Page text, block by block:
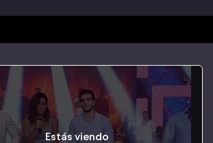
Estás viendo